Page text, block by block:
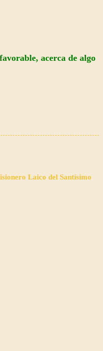
acerca de algo
Laico del Santísimo